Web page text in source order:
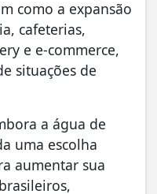
como a expansão
cafeterias,
e e‑commerce,
situações de
a água de
uma escolha
aumentar sua